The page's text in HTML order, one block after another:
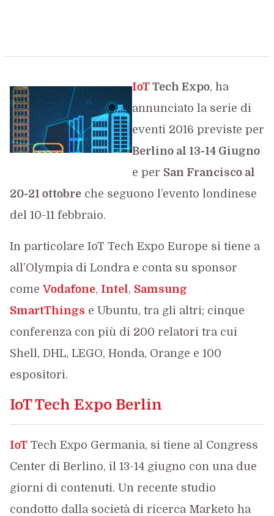
IoTTech Expo, ha
annunciato la serie di
eventi 2016 previste per
Berlino al 13-14 Giugno
e per San Francisco al
20-21 ottobreche seguono l’evento londinese
del 10-11 febbraio.
In particolare IoT Tech Expo Europe si tiene a
all’Olympia di Londra e conta su sponsor
come Vodafone, Intel, Samsung
SmartThings e Ubuntu, tra gli altri; cinque
conferenza con più di 200 relatori tra cui
Shell, DHL, LEGO, Honda, Orange e 100
espositori.
IoT Tech Expo Berlin
IoTTech Expo Germania, si tiene al Congress
Center di Berlino, il 13-14 giugno con una due
giorni di contenuti. Un recente studio
condotto dalla società di ricerca Marketo ha